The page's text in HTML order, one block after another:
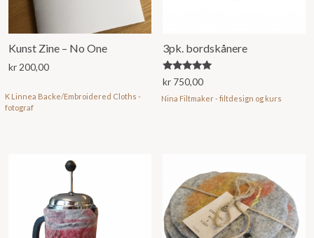
Kunst Zine – No One
kr 200,00
K Linnea Backe/Embroidered Cloths -
fotograf
3pk. bordskånere
Vurdert
5.00
av 5
kr 750,00
Nina Filtmaker - filtdesign og kurs